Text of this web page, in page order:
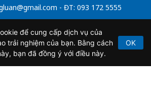
- ĐT: 093 172 5555
Thuận
chí điện tử số 64/GP-BTTTT do Bộ
cấp ngày 21/2/2020.
để cung cấp dịch vụ của
trải nghiệm của bạn. Bằng cách
bạn đã đồng ý với điều này.
OK